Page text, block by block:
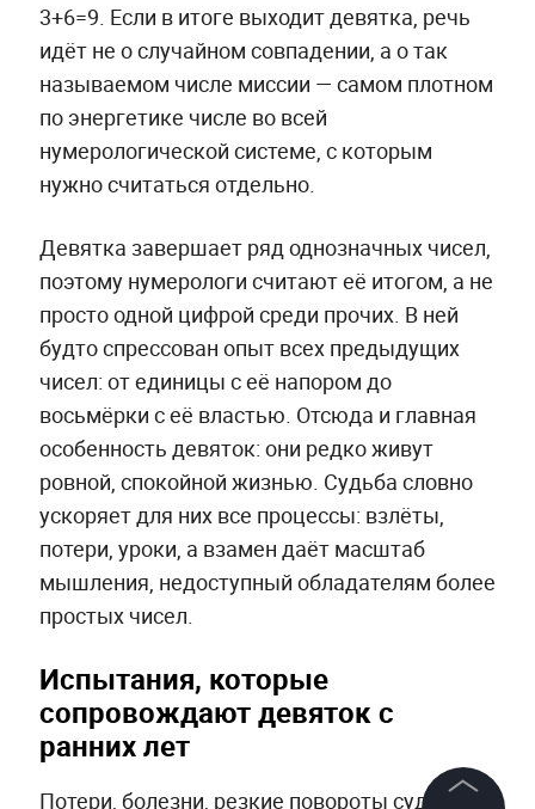
3+6=9. Если в итоге выходит девятка, речь
идёт не о случайном совпадении, а о так
называемом числе миссии — самом плотном
по энергетике числе во всей
нумерологической системе, с которым
нужно считаться отдельно.
Девятка завершает ряд однозначных чисел,
поэтому нумерологи считают её итогом, а не
просто одной цифрой среди прочих. В ней
будто спрессован опыт всех предыдущих
чисел: от единицы с её напором до
восьмёрки с её властью. Отсюда и главная
особенность девяток: они редко живут
ровной, спокойной жизнью. Судьба словно
ускоряет для них все процессы: взлёты,
потери, уроки, а взамен даёт масштаб
мышления, недоступный обладателям более
простых чисел.
Испытания, которые
сопровождают девяток с
ранних лет
Потери, болезни, резкие повороты судьбы —